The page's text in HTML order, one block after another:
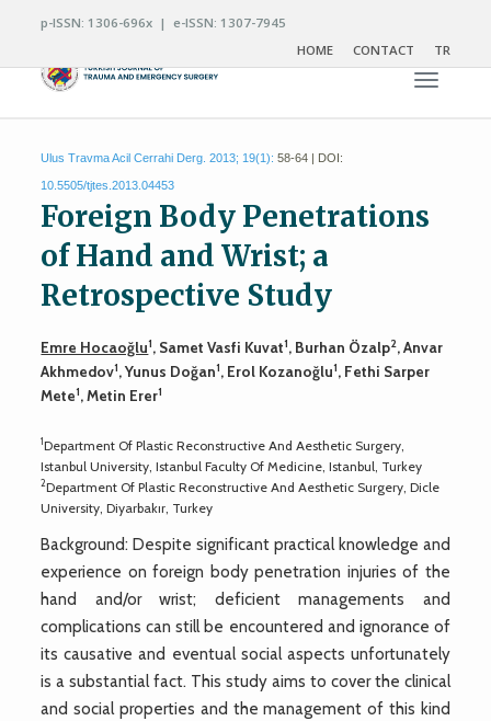
p-ISSN: 1306-696x | e-ISSN: 1307-7945
HOME
CONTACT TR
Toggle
Ulus Travma Acil Cerrahi Derg. 2013; 19(1): 58-64 | DOI:
10.5505/tjtes.2013.04453
Foreign Body Penetrations
of Hand and Wrist; a
Retrospective Study
Emre Hocaoğlu1, Samet Vasfi Kuvat1, Burhan Özalp2, Anvar
Akhmedov1, Yunus Doğan1, Erol Kozanoğlu1, Fethi Sarper
Mete1, Metin Erer1
1Department Of Plastic Reconstructive And Aesthetic Surgery,
Istanbul University, Istanbul Faculty Of Medicine, Istanbul, Turkey
2Department Of Plastic Reconstructive And Aesthetic Surgery, Dicle
University, Diyarbakır, Turkey
Background: Despite significant practical knowledge and
experience on foreign body penetration injuries of the
hand and/or wrist; deficient managements and
complications can still be encountered and ignorance of
its causative and eventual social aspects unfortunately
is a substantial fact. This study aims to cover the clinical
and social properties and the management of this kind